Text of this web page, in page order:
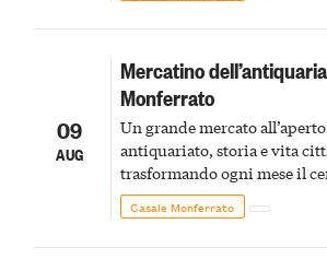
09
AUG
Mercatino
Monferrato
Un grande mercato
antiquariato, storia e vita
trasformando ogni mese il
Monferrato in un luogo di
Casale Monferrato